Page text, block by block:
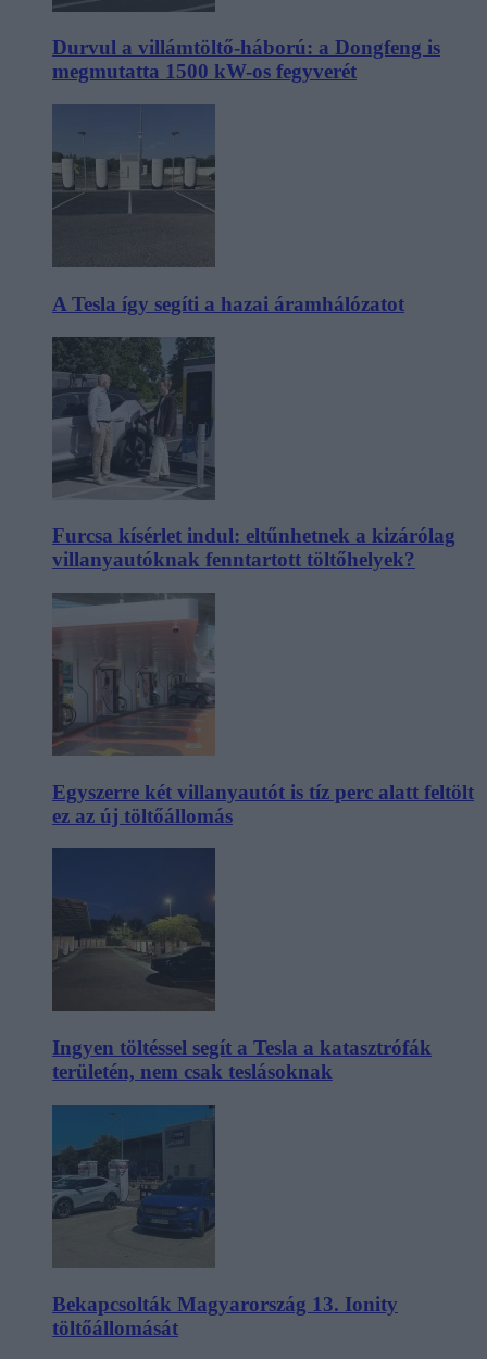
Durvul a villámtöltő-háború: a Dongfeng is
megmutatta 1500 kW-os fegyverét
A Tesla így segíti a hazai áramhálózatot
Furcsa kísérlet indul: eltűnhetnek a kizárólag
villanyautóknak fenntartott töltőhelyek?
Egyszerre két villanyautót is tíz perc alatt feltölt
ez az új töltőállomás
Ingyen töltéssel segít a Tesla a katasztrófák
területén, nem csak teslásoknak
Bekapcsolták Magyarország 13. Ionity
töltőállomását